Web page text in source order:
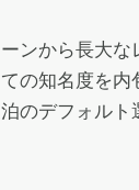
ンから長大
の知名度を
のデフォルト